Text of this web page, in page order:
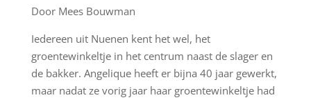
Door Mees Bouwman
Iedereen uit Nuenen kent het wel, het
groentewinkeltje in het centrum naast de slager en
de bakker. Angelique heeft er bijna 40 jaar gewerkt,
maar nadat ze vorig jaar haar groentewinkeltje had